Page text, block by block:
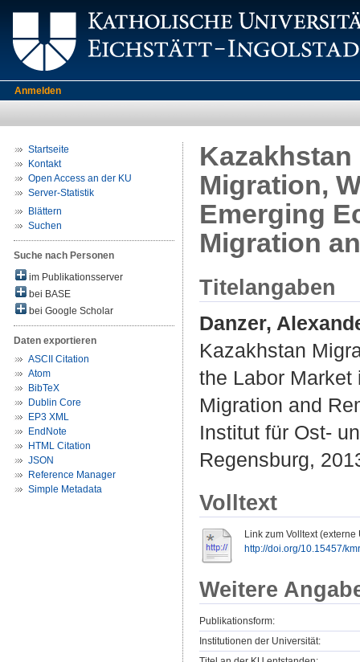
Anmelden
Startseite
Kontakt
Open Access an der KU
Server-Statistik
Blättern
Suchen
Suche nach Personen
im Publikationsserver
bei BASE
bei Google Scholar
Daten exportieren
ASCII Citation
Atom
BibTeX
Dublin Core
EP3 XML
EndNote
HTML Citation
JSON
Reference Manager
Simple Metadata
Migration,
Emerging
Migration
Titelangaben
Danzer,
Kazakhstan
the Labor
Migration and
Institut für Ost-
Regensburg,
Volltext
Link zum Volltext (externe
http://doi.org/10.15457/
Weitere
Publikationsform:
Institutionen der Universität: